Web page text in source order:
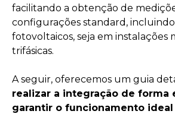
facilitando a obtenção de
configurações standard, incluindo
fotovoltaicos, seja em instalações
trifásicas.
A seguir, oferecemos um guia
realizar a integração de forma
garantir o funcionamento ideal